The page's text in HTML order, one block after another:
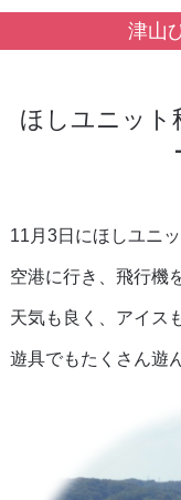
津山
ほしユニット
11月3日にほしユニ
空港に行き、飛行機
天気も良く、アイス
遊具でもたくさん遊